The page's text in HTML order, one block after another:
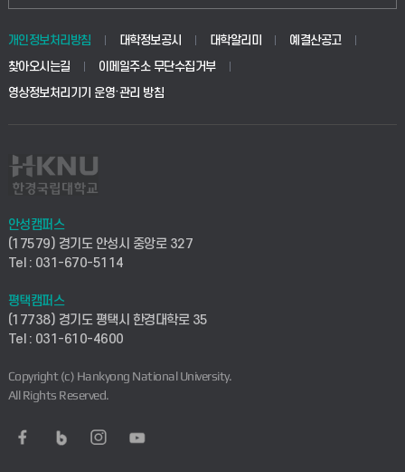
생명공학부
사회안전시스템공학부
컴퓨터응용수학부
ICT로봇기계공학부
전자전기공학부
디자인건축융합학부
AI융합학부
교육대학원
학사시스템(전문학사 및 전공심화)
사이버캠퍼스(전문학사 및 전공심화)
시설바로처리서비스
연구실안전관리시스템
산학연구관리시스템
찾아오시는길(평택)
통학버스안내(안성)
학생생활관(안성)
산학협력단
취업지원센터
창업지원센터
현장실습지원센터
개인정보처리방침 대학정보공시 대학알리미
예결산공고
찾아오시는길
이메일주소 무단수집거부
영상정보처리기기 운영·관리 방침
안성캠퍼스
(17579) 경기도 안성시 중앙로 327
Tel : 031-670-5114
평택캠퍼스
(17738) 경기도 평택시 한경대학로 35
Tel : 031-610-4600
Copyright (c) Hankyong National University.
All Rights Reserved.